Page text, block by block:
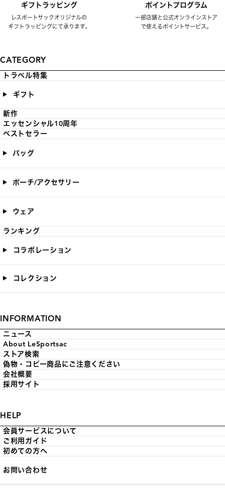
ギフトラッピング
レスポートサックオリジナルの
ギフトラッピングにて承ります。
ポイントプログラム
一部店舗と公式オンラインストア
で使えるポイントサービス。
CATEGORY
トラベル特集
ギフト
新作
エッセンシャル10周年
ベストセラー
バッグ
ポーチ/アクセサリー
ウェア
ランキング
コラボレーション
コレクション
INFORMATION
ニュース
About LeSportsac
ストア検索
偽物・コピー商品にご注意ください
会社概要
採用サイト
HELP
会員サービスについて
ご利用ガイド
初めての方へ
お問い合わせ